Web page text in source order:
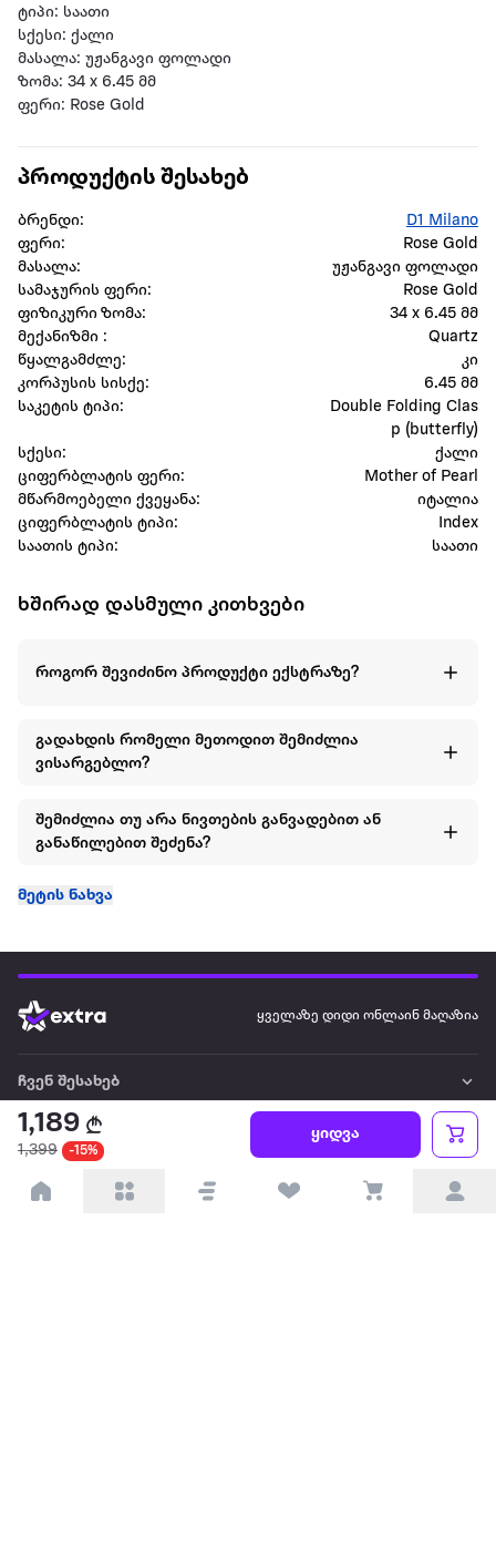
ტიპი: საათი
სქესი: ქალი
მასალა: უჟანგავი ფოლადი
ზომა: 34 x 6.45 მმ
ფერი: Rose Gold
1,189
1,399 -15%
ყიდვა
პროდუქტის შესახებ
ბრენდი:
D1 Milano
ფერი:
Rose Gold
მასალა:
უჟანგავი ფოლადი
სამაჯურის ფერი:
Rose Gold
ფიზიკური ზომა:
34 x 6.45 მმ
მექანიზმი :
Quartz
წყალგამძლე:
კი
კორპუსის სისქე:
6.45 მმ
საკეტის ტიპი:
Double Folding Clas
p (butterfly)
სქესი:
ქალი
ციფერბლატის ფერი:
Mother of Pearl
მწარმოებელი ქვეყანა:
იტალია
ციფერბლატის ტიპი:
Index
საათის ტიპი:
საათი
ხშირად დასმული კითხვები
როგორ შევიძინო პროდუქტი ექსტრაზე?
გადახდის რომელი მეთოდით შემიძლია
ვისარგებლო?
შემიძლია თუ არა ნივთების განვადებით ან
განაწილებით შეძენა?
მეტის ნახვა
ყველაზე დიდი ონლაინ მაღაზია
ჩვენ შესახებ
წესები და პირობები
პარტნიორებისთვის